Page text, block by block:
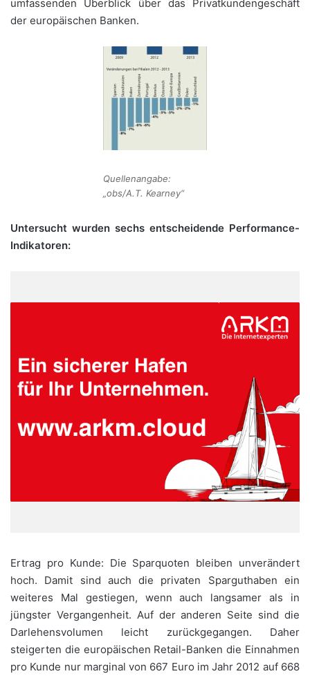
umfassenden Überblick über das Privatkundengeschäft
der europäischen Banken.
Quellenangabe:
„obs/A.T. Kearney“
Untersucht wurden sechs entscheidende Performance-
Indikatoren:
Ertrag pro Kunde: Die Sparquoten bleiben unverändert
hoch. Damit sind auch die privaten Sparguthaben ein
weiteres Mal gestiegen, wenn auch langsamer als in
jüngster Vergangenheit. Auf der anderen Seite sind die
Darlehensvolumen leicht zurückgegangen. Daher
steigerten die europäischen Retail-Banken die Einnahmen
pro Kunde nur marginal von 667 Euro im Jahr 2012 auf 668